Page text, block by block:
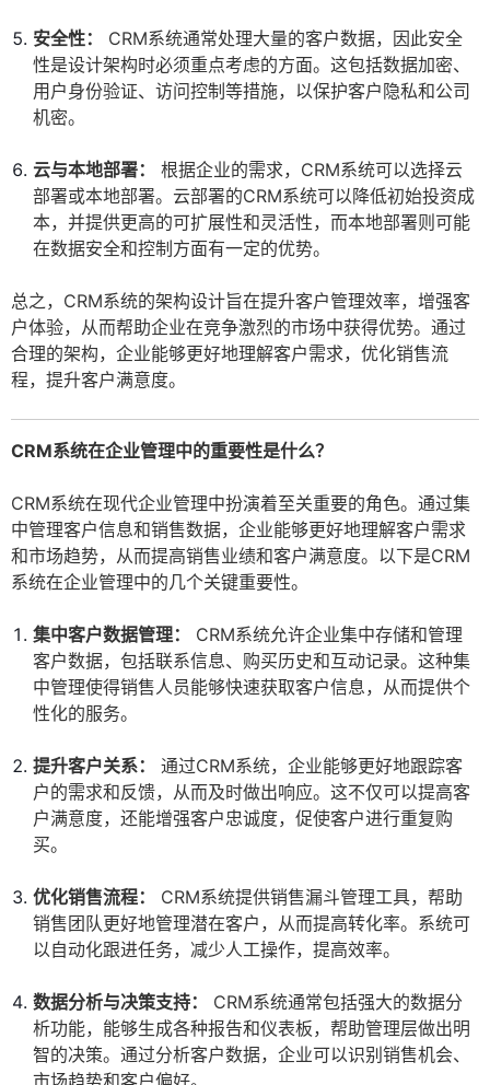
安全性：
CRM系统通常处理大量的客户数据，因此安全
性是设计架构时必须重点考虑的方面。这包括数据加密、
用户身份验证、访问控制等措施，以保护客户隐私和公司
机密。
云与本地部署：
根据企业的需求，CRM系统可以选择云
部署或本地部署。云部署的CRM系统可以降低初始投资成
本，并提供更高的可扩展性和灵活性，而本地部署则可能
在数据安全和控制方面有一定的优势。
总之，CRM系统的架构设计旨在提升客户管理效率，增强客
户体验，从而帮助企业在竞争激烈的市场中获得优势。通过
合理的架构，企业能够更好地理解客户需求，优化销售流
程，提升客户满意度。
CRM系统在企业管理中的重要性是什么？
CRM系统在现代企业管理中扮演着至关重要的角色。通过集
中管理客户信息和销售数据，企业能够更好地理解客户需求
和市场趋势，从而提高销售业绩和客户满意度。以下是CRM
系统在企业管理中的几个关键重要性。
集中客户数据管理：
CRM系统允许企业集中存储和管理
客户数据，包括联系信息、购买历史和互动记录。这种集
中管理使得销售人员能够快速获取客户信息，从而提供个
性化的服务。
提升客户关系：
通过CRM系统，企业能够更好地跟踪客
户的需求和反馈，从而及时做出响应。这不仅可以提高客
户满意度，还能增强客户忠诚度，促使客户进行重复购
买。
优化销售流程：
CRM系统提供销售漏斗管理工具，帮助
销售团队更好地管理潜在客户，从而提高转化率。系统可
以自动化跟进任务，减少人工操作，提高效率。
数据分析与决策支持：
CRM系统通常包括强大的数据分
析功能，能够生成各种报告和仪表板，帮助管理层做出明
智的决策。通过分析客户数据，企业可以识别销售机会、